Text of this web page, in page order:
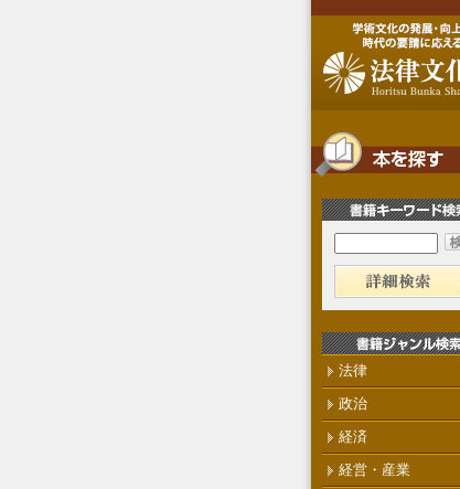
法律
政治
経済
経営・産業